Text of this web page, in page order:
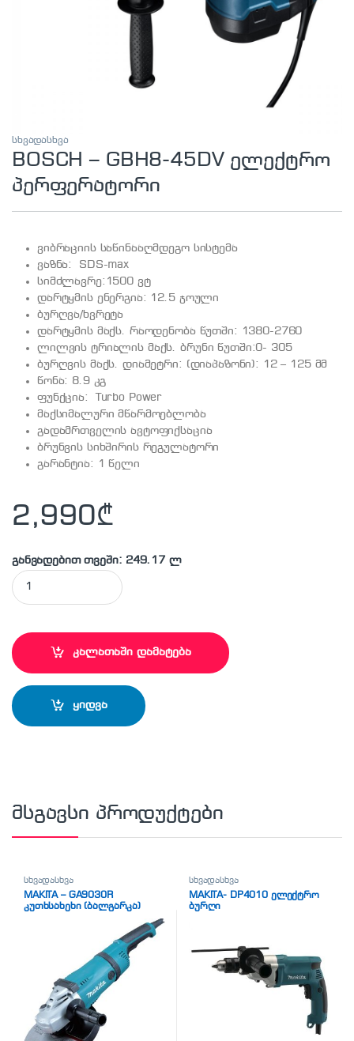
სხვადასხვა
BOSCH – GBH8-45DV ელექტრო
პერფერატორი
ვიბრაციის საწინააღმდეგო სისტემა
ვაზნა: SDS-max
სიმძლავრე:1500 ვტ
დარტყმის ენერგია: 12.5 ჯოული
ბურღვა/ხვრეტა
დარტყმის მაქს. რაოდენობა წუთში: 1380-2760
ლილვის ტრიალის მაქს. ბრუნი წუთში:0- 305
ბურღვის მაქს. დიამეტრი: (დიაპაზონი): 12 – 125 მმ
წონა: 8.9 კგ
ფუნქცია: Turbo Power
მაქსიმალური მწარმოებლობა
გადამრთველის ავტოფიქსაცია
ბრუნვის სიხშირის რეგულატორი
გარანტია: 1 წელი
2,990₾
განვადებით თვეში: 249.17 ლ
BOSCH - GBH8-45DV ელექტრო პერფერატორი quantity
კალათაში დამატება
ყიდვა
მსგავსი პროდუქტები
სხვადასხვა
MAKITA – GA9030R
კუთხსახეხი (ბალგარკა)
სხვადასხვა
MAKITA- DP4010 ელექტრო
ბურღი